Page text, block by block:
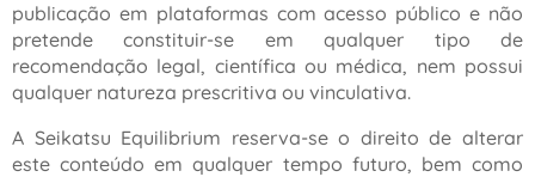
publicação em plataformas com acesso público e não
pretende constituir-se em qualquer tipo de
recomendação legal, científica ou médica, nem possui
qualquer natureza prescritiva ou vinculativa.
A Seikatsu Equilibrium reserva-se o direito de alterar
este conteúdo em qualquer tempo futuro, bem como